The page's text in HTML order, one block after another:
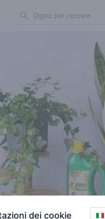
Search
dei cookie